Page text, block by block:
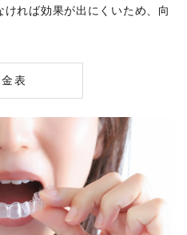
れば効果が出にくいため、向
表